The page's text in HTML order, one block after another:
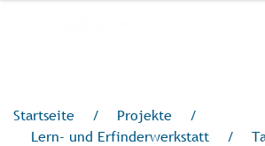
Startseite / Projekte
/
Lern- und Erfinderwerkstatt
/